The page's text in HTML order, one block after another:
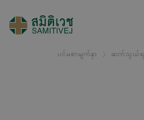
ပင်မစာမျက်နှာ ဆက်သွယ်ရ